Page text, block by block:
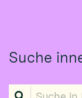
Suche
Suche in Liste